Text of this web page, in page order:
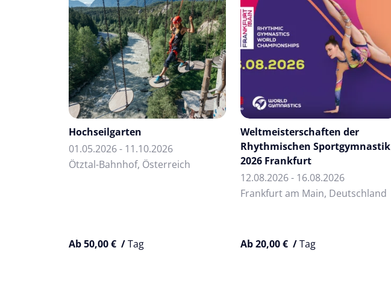
Hochseilgarten
01.05.2026 - 11.10.2026
Ötztal-Bahnhof, Österreich
Ab 50,00 € /Tag
Weltmeisterschaften der
Rhythmischen Sportgymnastik
2026 Frankfurt
12.08.2026 - 16.08.2026
Frankfurt am Main, Deutschland
Ab 20,00 € /Tag